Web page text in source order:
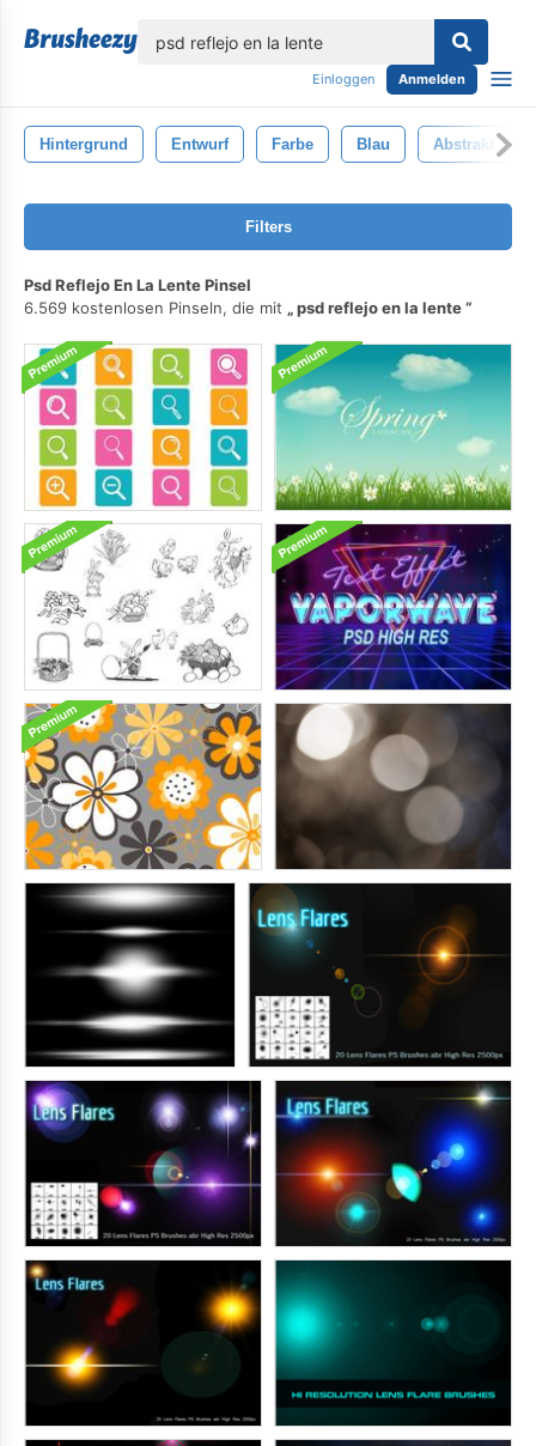
Einloggen Anmelden
Hintergrund Entwurf Farbe Blau Abstrakt
Filters
Psd Reflejo En La Lente Pinsel
6.569 kostenlosen Pinseln, die mit
psd reflejo en la lente